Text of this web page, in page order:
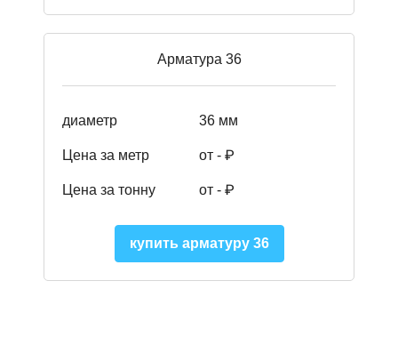
Арматура 36
диаметр 36 мм
Цена за метр от - ₽
Цена за тонну от - ₽
купить арматуру 36